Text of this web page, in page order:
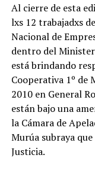
Al cierre de esta
lxs 12 trabajadxs
Nacional de
dentro del
está brindando
Cooperativa 1º de
2010 en General
están bajo una
la Cámara de
Murúa subraya
Justicia.